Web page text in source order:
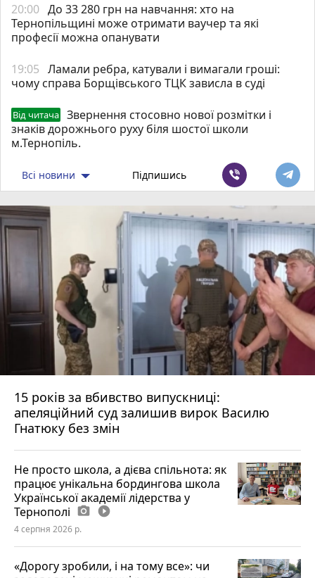
20:00 До 33 280 грн на навчання: хто на
Тернопільщині може отримати ваучер та які
професії можна опанувати
19:05 Ламали ребра, катували і вимагали гроші:
чому справа Борщівського ТЦК зависла в суді
Від читача
Звернення стосовно нової розмітки і
знаків дорожнього руху біля шостої школи
м.Тернопіль.
Всі новини Підпишись
15 років за вбивство випускниці:
апеляційний суд залишив вирок Василю
Гнатюку без змін
Не просто школа, а дієва спільнота: як
працює унікальна бордингова школа
Української академії лідерства у
Тернополі photo_camera play_circle_filled
4 серпня 2026 р.
«Дорогу зробили, і на тому все»: чи